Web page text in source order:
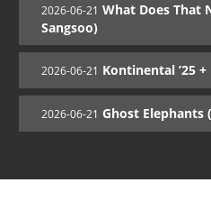
2026-06-21 What Does That
Sangsoo)
2026-06-21 Kontinental ’25
2026-06-21 Ghost Elephants